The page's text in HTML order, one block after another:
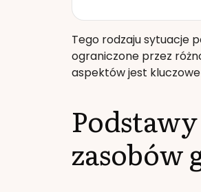
Tego rodzaju sytuacje
ograniczone przez
aspektów jest
zasobów